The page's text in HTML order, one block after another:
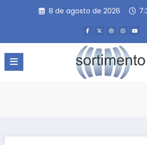
8 de agosto de 2026